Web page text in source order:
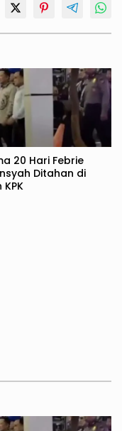
20 Hari Febrie
Ditahan di
KPK